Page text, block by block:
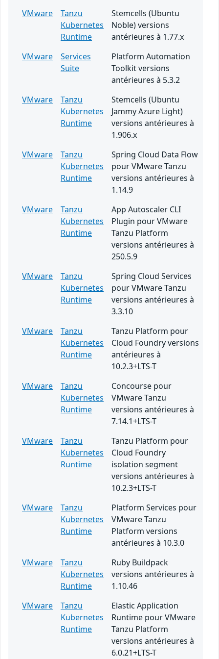
VMware
Tanzu
Kubernetes
Runtime
Stemcells (Ubuntu
Noble) versions
antérieures à 1.77.x
VMware
Services
Suite
Platform Automation
Toolkit versions
antérieures à 5.3.2
VMware
Tanzu
Kubernetes
Runtime
Stemcells (Ubuntu
Jammy Azure Light)
versions antérieures à
1.906.x
VMware
Tanzu
Kubernetes
Runtime
Spring Cloud Data Flow
pour VMware Tanzu
versions antérieures à
1.14.9
VMware
Tanzu
Kubernetes
Runtime
App Autoscaler CLI
Plugin pour VMware
Tanzu Platform
versions antérieures à
250.5.9
VMware
Tanzu
Kubernetes
Runtime
Spring Cloud Services
pour VMware Tanzu
versions antérieures à
3.3.10
VMware
Tanzu
Kubernetes
Runtime
Tanzu Platform pour
Cloud Foundry versions
antérieures à
10.2.3+LTS-T
VMware
Tanzu
Kubernetes
Runtime
Concourse pour
VMware Tanzu
versions antérieures à
7.14.1+LTS-T
VMware
Tanzu
Kubernetes
Runtime
Tanzu Platform pour
Cloud Foundry
isolation segment
versions antérieures à
10.2.3+LTS-T
VMware
Tanzu
Kubernetes
Runtime
Platform Services pour
VMware Tanzu
Platform versions
antérieures à 10.3.0
VMware
Tanzu
Kubernetes
Runtime
Ruby Buildpack
versions antérieures à
1.10.46
VMware
Tanzu
Kubernetes
Runtime
Elastic Application
Runtime pour VMware
Tanzu Platform
versions antérieures à
6.0.21+LTS-T